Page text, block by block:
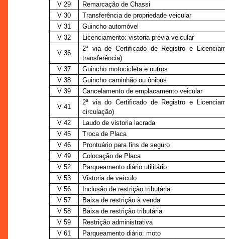
V 29
Remarcação de Chassi
V 30
Transferência de propriedade veicular
V 31
Guincho automóvel
V 32
Licenciamento: vistoria prévia veicular
V 36
2ª via de Certificado de Registro e
transferência)
V 37
Guincho motocicleta e outros
V 38
Guincho caminhão ou ônibus
V 39
Cancelamento de emplacamento veicular
V 41
2ª via do Certificado de Registro e
circulação)
V 42
Laudo de vistoria lacrada
V 45
Troca de Placa
V 46
Prontuário para fins de seguro
V 49
Colocação de Placa
V 52
Parqueamento diário utilitário
V 53
Vistoria de veículo
V 56
Inclusão de restrição tributária
V 57
Baixa de restrição à venda
V 58
Baixa de restrição tributária
V 59
Restrição administrativa
V 61
Parqueamento diário: moto